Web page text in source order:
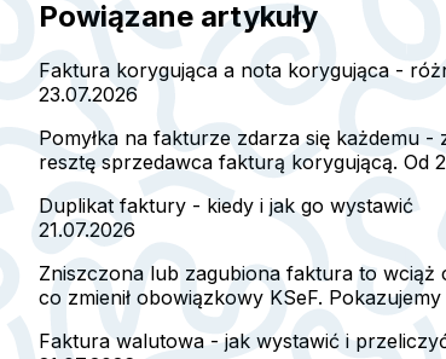
Powiązane artykuły
Faktura korygująca a nota korygująca -
23.07.2026
Pomyłka na fakturze zdarza się każdemu -
resztę sprzedawca fakturą korygującą. Od
Duplikat faktury - kiedy i jak go wystawić
21.07.2026
Zniszczona lub zagubiona faktura to wciąż
co zmienił obowiązkowy KSeF.
Faktura walutowa - jak wystawić i